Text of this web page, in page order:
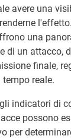
avere una
una
di un attacco,
finale,
reale.
indicatori di
possono
per